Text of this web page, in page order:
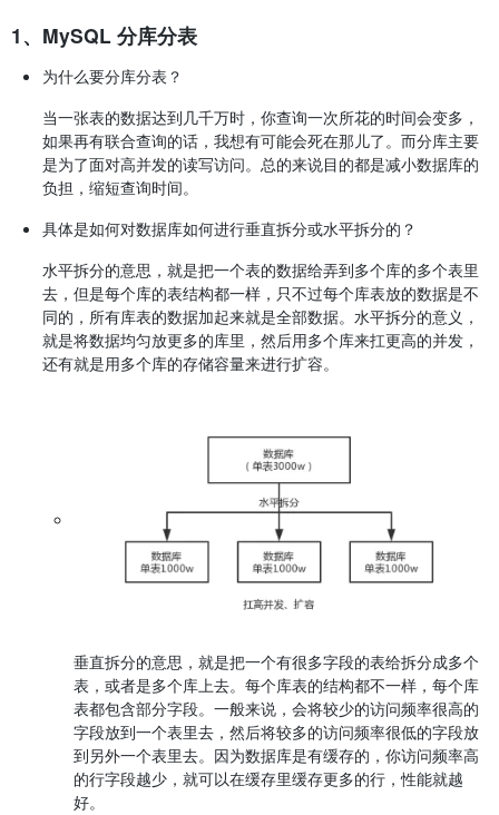
1、MySQL 分库分表
为什么要分库分表？
当一张表的数据达到几千万时，你查询一次所花的时间会变多，
如果再有联合查询的话，我想有可能会死在那儿了。而分库主要
是为了面对高并发的读写访问。总的来说目的都是减小数据库的
负担，缩短查询时间。
具体是如何对数据库如何进行垂直拆分或水平拆分的？
水平拆分的意思，就是把一个表的数据给弄到多个库的多个表里
去，但是每个库的表结构都一样，只不过每个库表放的数据是不
同的，所有库表的数据加起来就是全部数据。水平拆分的意义，
就是将数据均匀放更多的库里，然后用多个库来扛更高的并发，
还有就是用多个库的存储容量来进行扩容。
垂直拆分的意思，就是把一个有很多字段的表给拆分成多个
表，或者是多个库上去。每个库表的结构都不一样，每个库
表都包含部分字段。一般来说，会将较少的访问频率很高的
字段放到一个表里去，然后将较多的访问频率很低的字段放
到另外一个表里去。因为数据库是有缓存的，你访问频率高
的行字段越少，就可以在缓存里缓存更多的行，性能就越
好。